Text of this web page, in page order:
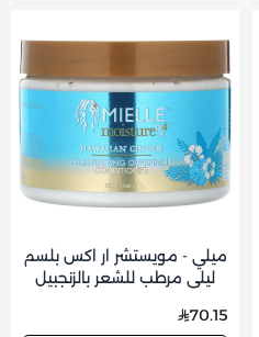
ميلي - مويستشر ار اكس بلسم
ليلي مرطب للشعر بالزنجبيل
70.15